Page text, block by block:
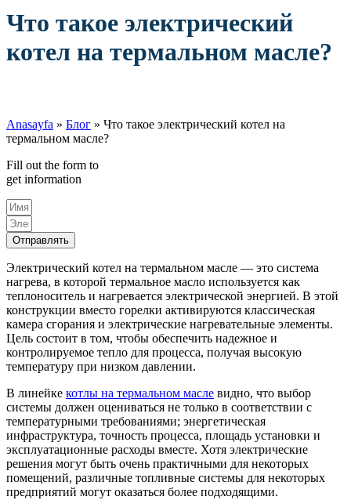
Что такое электрический
котел на термальном масле?
Anasayfa » Блог » Что такое электрический котел на
термальном масле?
Fill out the form to
get information
Отправлять
Электрический котел на термальном масле — это система
нагрева, в которой термальное масло используется как
теплоноситель и нагревается электрической энергией. В этой
конструкции вместо горелки активируются классическая
камера сгорания и электрические нагревательные элементы.
Цель состоит в том, чтобы обеспечить надежное и
контролируемое тепло для процесса, получая высокую
температуру при низком давлении.
В линейке котлы на термальном масле видно, что выбор
системы должен оцениваться не только в соответствии с
температурными требованиями; энергетическая
инфраструктура, точность процесса, площадь установки и
эксплуатационные расходы вместе. Хотя электрические
решения могут быть очень практичными для некоторых
помещений, различные топливные системы для некоторых
предприятий могут оказаться более подходящими.